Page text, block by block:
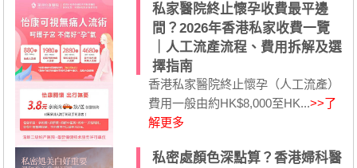
私家醫院終止懷孕收費最平邊
間？2026年香港私家收費一覽
｜人工流產流程、費用拆解及選
擇指南
香港私家醫院終止懷孕（人工流產）
費用一般由約HK$8,000至HK...>>了
解更多
私密處顏色深點算？香港婦科醫